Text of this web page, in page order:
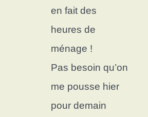
en fait des
heures de
ménage !
Pas besoin qu’on
me pousse hier
pour demain